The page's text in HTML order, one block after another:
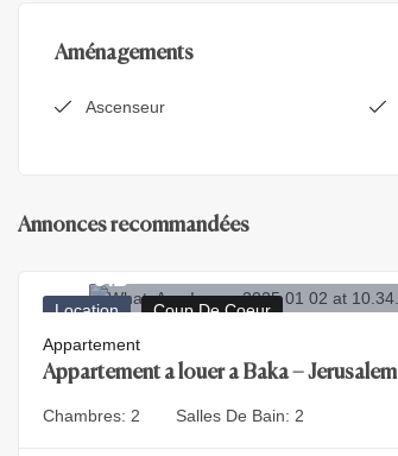
Aménagements
Ascenseur
Annonces recommandées
Location Coup De Coeur
7.000₪
Appartement
Appartement a louer a Baka – Jerusalem
Chambres: 2 Salles De Bain: 2